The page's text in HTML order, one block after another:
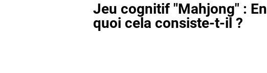
Jeu cognitif "Mahjong" : En
quoi cela consiste-t-il ?